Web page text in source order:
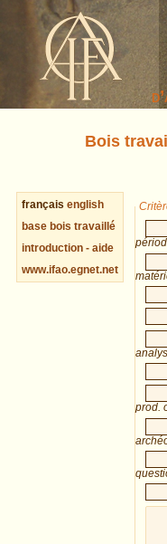
Bois
français english
base bois travaillé
introduction - aide
www.ifao.egnet.net
prod.